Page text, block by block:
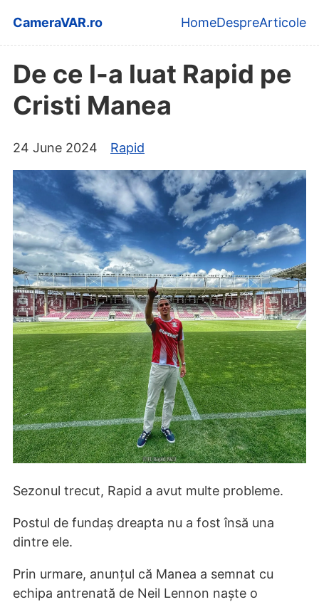
Skip to main content
CameraVAR.ro
Top level
HomeDespreArticole
De ce l-a luat Rapid pe
Cristi Manea
24 June 2024 Rapid
Sezonul trecut, Rapid a avut multe probleme.
Postul de fundaș dreapta nu a fost însă una
dintre ele.
Prin urmare, anunțul că Manea a semnat cu
echipa antrenată de Neil Lennon naște o